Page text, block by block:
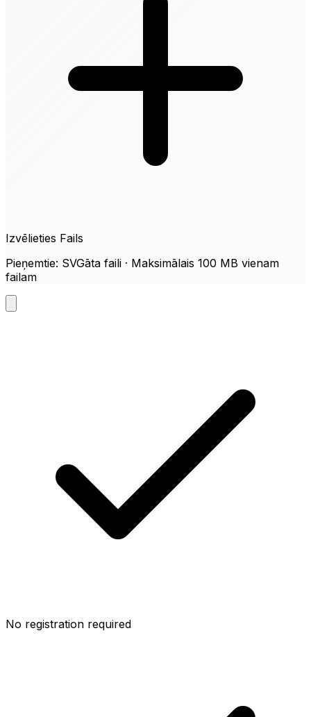
Izvēlieties Fails
Pieņemtie: SVGāta faili · Maksimālais 100 MB vienam
failam
No registration required